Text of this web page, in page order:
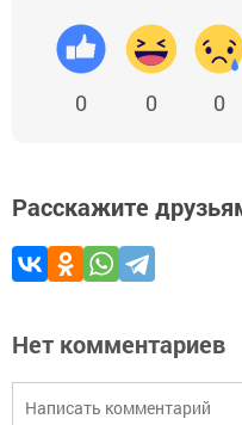
0 0 0
Расскажите
Нет комментариев